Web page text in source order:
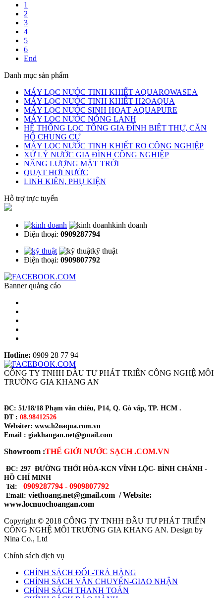
1
2
3
4
5
6
End
Danh mục sản phẩm
MÁY LỌC NƯỚC TINH KHIẾT AQUAROWASEA
MÁY LỌC NƯỚC TINH KHIẾT H2OAQUA
MÁY LỌC NƯỚC SINH HOẠT AQUAPURE
MÁY LOC NƯỚC NÓNG LẠNH
HỆ THỐNG LỌC TỔNG GIA ĐÌNH BIÊT THỰ, CĂN
HỘ CHUNG CƯ
MÁY LỌC NƯỚC TINH KHIẾT RO CÔNG NGHIỆP
XỬ LÝ NƯỚC GIA ĐÌNH CÔNG NGHIỆP
NĂNG LƯỢNG MẶT TRỜI
QUẠT HƠI NƯỚC
LINH KIÊN, PHỤ KIỆN
Hỗ trợ trực tuyến
kinh doanh
Điện thoại: 0909287794
kỹ thuật
Điện thoại: 0909807792
Banner quảng cáo
Hotline: 0909 28 77 94
CÔNG TY TNHH ĐẦU TƯ PHÁT TRIỂN CÔNG NGHỆ MÔI
TRƯỜNG GIA KHANG AN
ĐC: 51/18/18 Phạm văn chiêu, P14, Q. Gò vấp, TP. HCM .
ĐT : 08.98412526
Websiter: www.h2oaqua.com.vn
Email : giakhangan.net@gmail.com
Showroom :THẾ GIỚI NƯỚC SẠCH .COM.VN
ĐC: 297 ĐƯỜNG THỚI HÒA-KCN VĨNH LỘC- BÌNH CHÁNH -
HỒ CHÍ MINH
Tel:
0909287794 - 0909807792
Email: viethoang.net@gmail.com / Website:
www.locnuochoangan.com
Copyright © 2018 CÔNG TY TNHH ĐẦU TƯ PHÁT TRIỂN
CÔNG NGHỆ MÔI TRƯỜNG GIA KHANG AN. Design by
Nina Co., Ltd
Chính sách dịch vụ
CHÍNH SÁCH ĐỔI -TRẢ HÀNG
CHÍNH SÁCH VẬN CHUYỂN-GIAO NHẬN
CHÍNH SÁCH THANH TOÁN